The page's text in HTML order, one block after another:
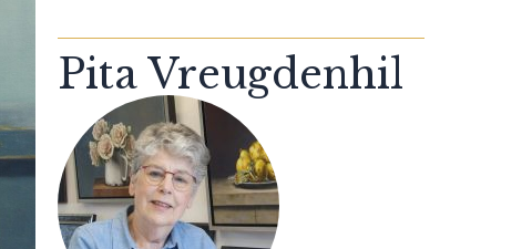
Pita Vreugdenhil